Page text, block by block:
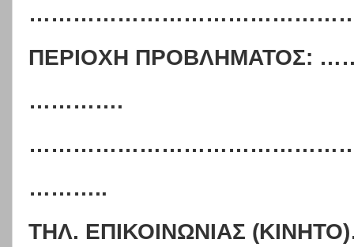
ΠΕΡΙΟΧΗ
………….
………..
ΤΗΛ. ΕΠΙΚΟΙΝΩΝΙΑΣ